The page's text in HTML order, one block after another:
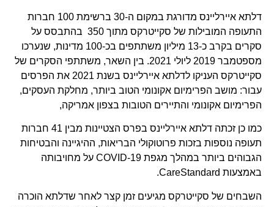
דלתא איירליינס מדורגת במקום ה-30 ברשימת 100 חברות
התעופה המובילות של סקייטרקס מתוך 350 בהתבסס על
סקרים בקרב כ-13 מיליון משתתפים בכ-100 מדינות, שנערכו
מספטמבר 2019 ליולי 2021. בין השאר, משתתפי הסקרים של
סקייטרקס העניקו לדלתא איירליינס בשנת 2021 את הפרסים
עבור: מושב הפרימיום אקונומי הטוב ביותר, מחלקת העסקים,
הפרימיום אקונומי והתיירים הטובות בצפון אמריקה,
כמו כן זכתה דלתא איירליינס בפרס הצטיינות מבין 41 חברות
תעופה נוספות בזכות פרוטוקולי הבריאות, ההיגיינה והבטיחות
הגבוהים ביותר במהלך מגפת COVID-19 על מחויבותה
באמצעות CareStandard.
השבחים של סקייטרקס מגיעים זמן קצר לאחר שדלתא הוכרה